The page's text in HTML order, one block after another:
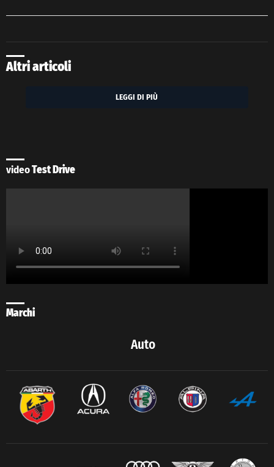
Altri articoli
LEGGI DI PIÙ
videoTest Drive
Marchi
Auto